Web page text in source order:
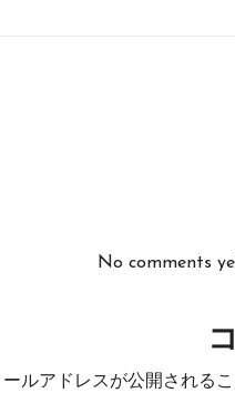
No comments
ールアドレスが公開されるこ